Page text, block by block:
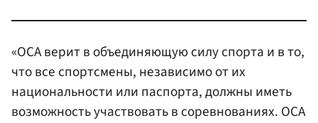
«OCA верит в объединяющую силу спорта и в то,
что все спортсмены, независимо от их
национальности или паспорта, должны иметь
возможность участвовать в соревнованиях. ОСА